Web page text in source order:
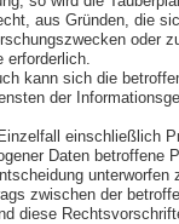
aus Gründen, die
oder
erforderlich.
kann sich die
der
einschließlich
Daten
unterworfen
zwischen der
diese